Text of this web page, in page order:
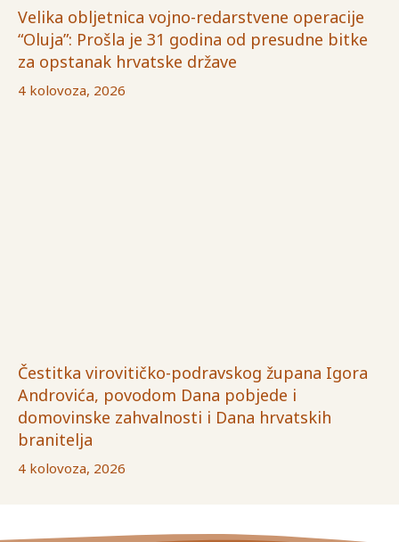
Velika obljetnica vojno-redarstvene operacije
“Oluja”: Prošla je 31 godina od presudne bitke
za opstanak hrvatske države
4 kolovoza, 2026
Čestitka virovitičko-podravskog župana Igora
Androvića, povodom Dana pobjede i
domovinske zahvalnosti i Dana hrvatskih
branitelja
4 kolovoza, 2026